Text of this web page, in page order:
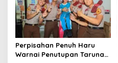
Perpisahan Penuh Haru
Warnai Penutupan Taruna